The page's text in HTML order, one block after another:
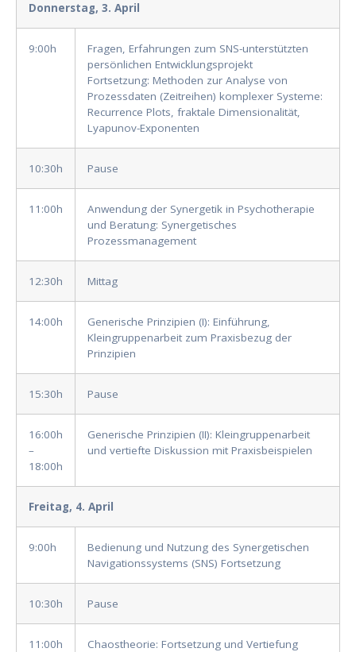
Donnerstag, 3. April
9:00h
Fragen, Erfahrungen zum SNS-unterstützten
persönlichen Entwicklungsprojekt
Fortsetzung: Methoden zur Analyse von
Prozessdaten (Zeitreihen) komplexer Systeme:
Recurrence Plots, fraktale Dimensionalität,
Lyapunov-Exponenten
10:30h Pause
11:00h
Anwendung der Synergetik in Psychotherapie
und Beratung: Synergetisches
Prozessmanagement
12:30h Mittag
14:00h
Generische Prinzipien (I): Einführung,
Kleingruppenarbeit zum Praxisbezug der
Prinzipien
15:30h Pause
16:00h
–
18:00h
Generische Prinzipien (II): Kleingruppenarbeit
und vertiefte Diskussion mit Praxisbeispielen
Freitag, 4. April
9:00h
Bedienung und Nutzung des Synergetischen
Navigationssystems (SNS) Fortsetzung
10:30h Pause
11:00h Chaostheorie: Fortsetzung und Vertiefung